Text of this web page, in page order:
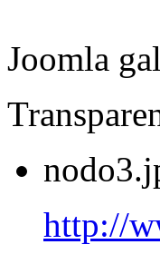
Joomla
http://